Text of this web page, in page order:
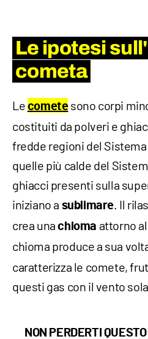
Le ipotesi
cometa
Le cometesono corpi
costituiti da polveri e
fredde regioni del
quelle più calde del
ghiacci presenti sulla
iniziano a sublimare. Il
crea unachioma attorno
chioma produce a sua
caratterizza le comete,
questi gas con il vento
NON PERDERTI